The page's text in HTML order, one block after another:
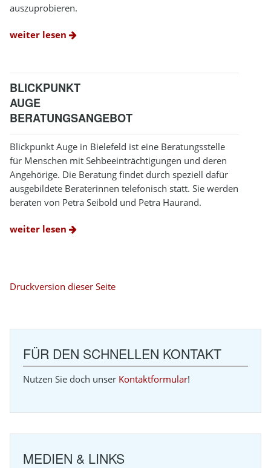
auszuprobieren.
weiter lesen
BLICKPUNKT
AUGE
BERATUNGSANGEBOT
Blickpunkt Auge in Bielefeld ist eine Beratungsstelle
für Menschen mit Sehbeeinträchtigungen und deren
Angehörige. Die Beratung findet durch speziell dafür
ausgebildete Beraterinnen telefonisch statt. Sie werden
beraten von Petra Seibold und Petra Haurand.
weiter lesen
Druckversion dieser Seite
FÜR DEN SCHNELLEN KONTAKT
Nutzen Sie doch unser Kontaktformular!
MEDIEN & LINKS